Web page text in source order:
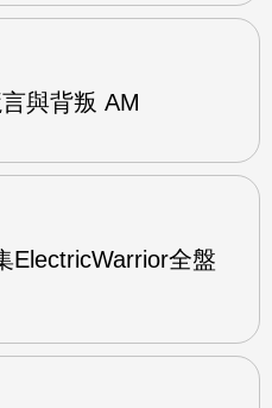
與背叛 AM
ElectricWarrior全盤